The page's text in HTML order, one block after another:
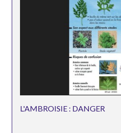
L'AMBROISIE : DANGER